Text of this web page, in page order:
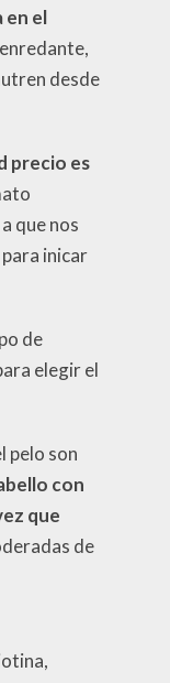
en el
desde
precio es
que nos
inicar
de
elegir el
pelo son
con
que
de